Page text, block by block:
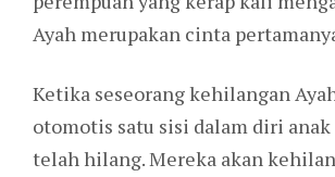
Ayah merupakan cinta
Ketika seseorang kehilangan
otomotis satu sisi dalam diri
telah hilang. Mereka akan